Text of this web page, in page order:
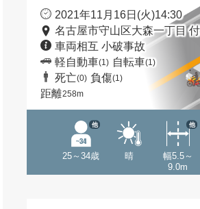
2021年11月16日(火)14:30
名古屋市守山区大森一丁目
車両相互 小破事故
軽自動車(1) 自転車(1)
死亡(0) 負傷(1)
距離258m
25～34歳
他
晴
幅5.5～
9.0m
他